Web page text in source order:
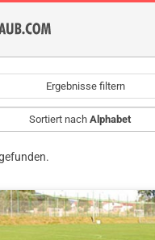
Ergebnisse filtern
Sortiert nach Alphabet